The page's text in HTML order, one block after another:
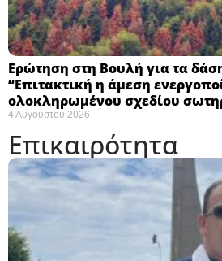
Ερώτηση στη Βουλή για τα
“Eπιτακτική η άμεση
ολοκληρωμένου σχεδίου
4 Αυγούστου 2026
Επικαιρότητα